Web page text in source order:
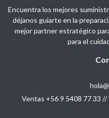
Encuentra los mejores
déjanos guiarte en la
mejor partner estratégico
para el
Ventas +56 9 5408 77 33